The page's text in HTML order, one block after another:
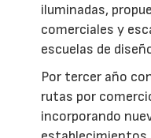
iluminadas,
comerciales y
escuelas de
Por tercer año
rutas por
incorporando